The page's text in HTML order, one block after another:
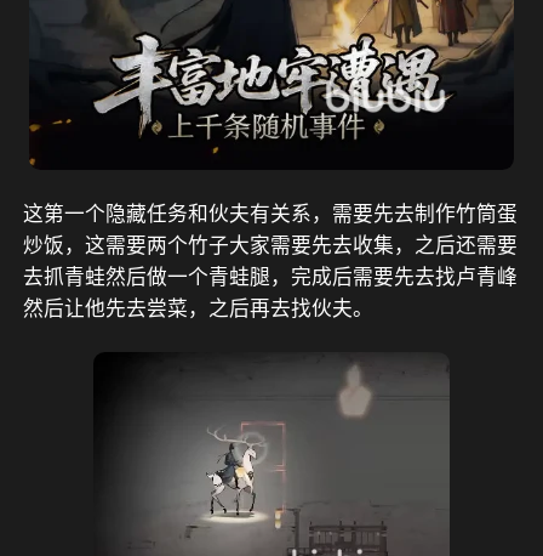
这第一个隐藏任务和伙夫有关系，需要先去制作竹筒蛋
炒饭，这需要两个竹子大家需要先去收集，之后还需要
去抓青蛙然后做一个青蛙腿，完成后需要先去找卢青峰
然后让他先去尝菜，之后再去找伙夫。